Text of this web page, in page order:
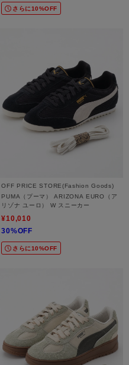
さらに10%OFF
OFF PRICE STORE(Fashion Goods)
PUMA（プーマ） ARIZONA EURO（ア
リゾナ ユーロ） W スニーカー
¥10,010
30%OFF
さらに10%OFF